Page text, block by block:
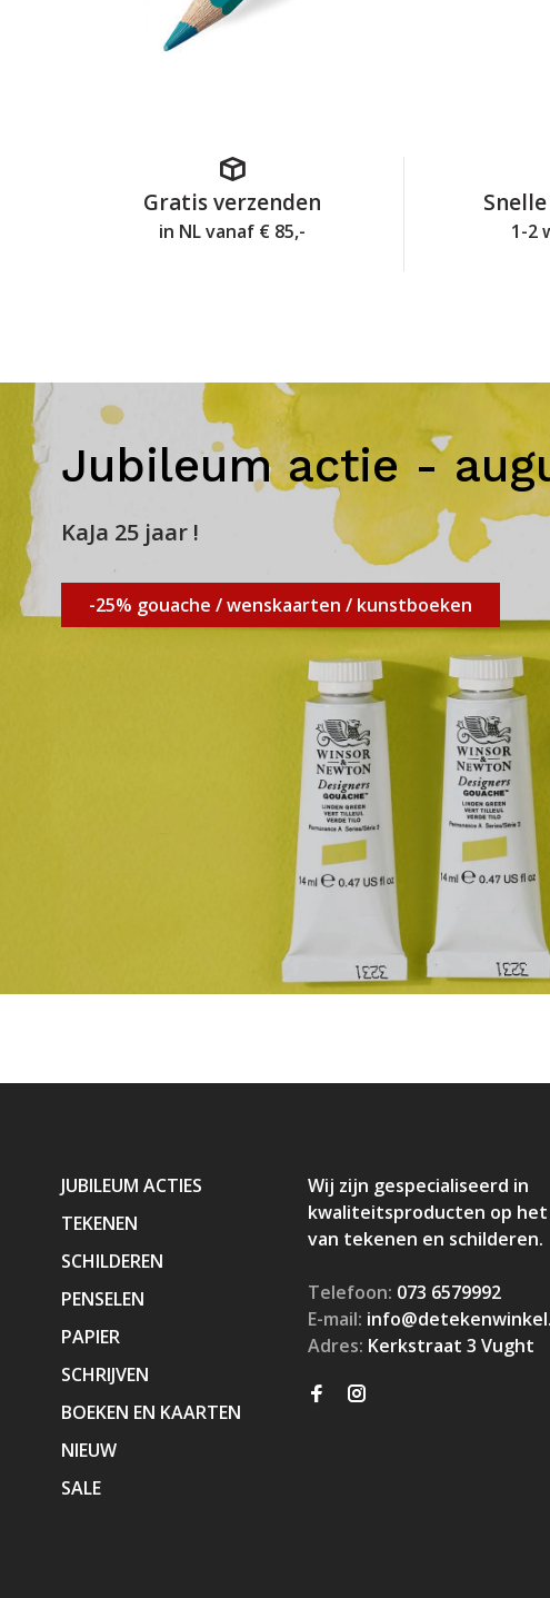
Gratis verzenden
in NL vanaf € 85,- 1-2
Jubileum actie -
KaJa 25 jaar !
-25% gouache / wenskaarten / kunstboeken
JUBILEUM ACTIES
TEKENEN
SCHILDEREN
PENSELEN
PAPIER
SCHRIJVEN
BOEKEN EN KAARTEN
NIEUW
SALE
Wij zijn gespecialiseerd in
kwaliteitsproducten op het
van tekenen en schilderen.
Telefoon: 073 6579992
E-mail:
Adres: Kerkstraat 3 Vught